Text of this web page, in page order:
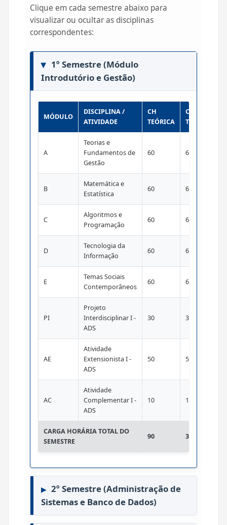
Clique em cada semestre abaixo para
visualizar ou ocultar as disciplinas
correspondentes:
1º Semestre (Módulo
Introdutório e Gestão)
MÓDULO
DISCIPLINA /
ATIVIDADE
CH
TEÓRICA
CH
TOTAL
A
Teorias e
Fundamentos de
Gestão
60 60
B
Matemática e
Estatística
60 60
C
Algoritmos e
Programação
60 60
D
Tecnologia da
Informação
60 60
E
Temas Sociais
Contemporâneos
60 60
PI
Projeto
Interdisciplinar I -
ADS
30 30
AE
Atividade
Extensionista I -
ADS
50 50
AC
Atividade
Complementar I -
ADS
10 10
CARGA HORÁRIA TOTAL DO
SEMESTRE
90 390
2º Semestre (Administração de
Sistemas e Banco de Dados)